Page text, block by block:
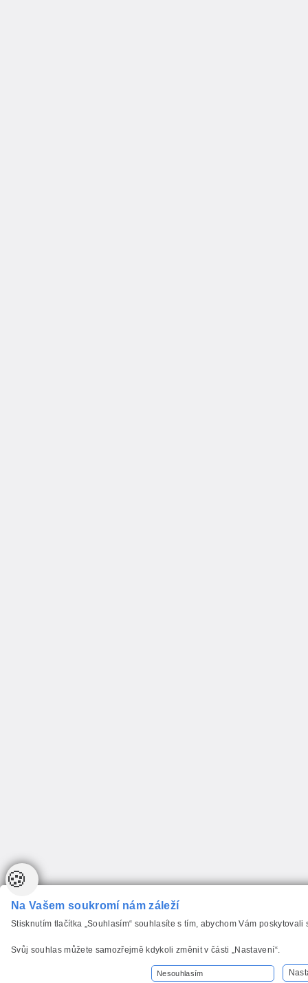
🍪
Na Vašem soukromí nám záleží
Stisknutím tlačítka „Souhlasím“ souhlasíte s tím, abychom Vám
Svůj souhlas můžete samozřejmě kdykoli změnit v části „Nastavení“.
Nesouhlasím